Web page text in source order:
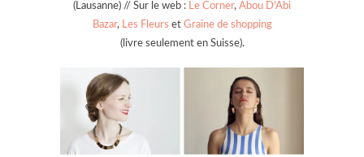
(Lausanne) // Sur le web : Le Corner, Abou D’Abi
Bazar, Les Fleurs et Graine de shopping
(livre seulement en Suisse).